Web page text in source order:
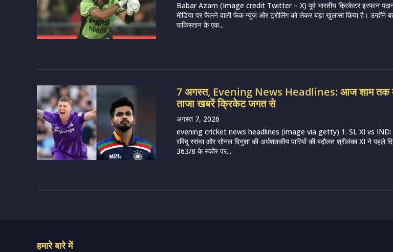
Babar Azam (Image credit Twitter – X) पूर्व भारतीय क्रिकेटर इरफान
मीडिया पर फैलने वाली फेक न्यूज और ट्रोलिंग को लेकर बड़ा खुलासा किया है। उन्होंने
पाकिस्तान के एक...
7 अगस्त, Evening News Headlines: आज शाम तक
ताजा खबरें क्रिकेट जगत से
अगस्त 7, 2026
evening cricket news headlines (image via getty) 1. SL XI vs IND:
रविंदु रसंथा और सोनल दिनुशा की अर्धशतकीय पारियों की बदौलत श्रीलंका XI ने पहले
363/8 के स्कोर पर...
हमारे बारे में